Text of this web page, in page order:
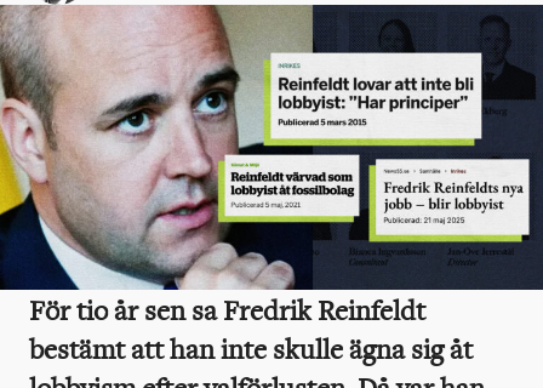
För tio år sen sa Fredrik Reinfeldt
bestämt att han inte skulle ägna sig åt